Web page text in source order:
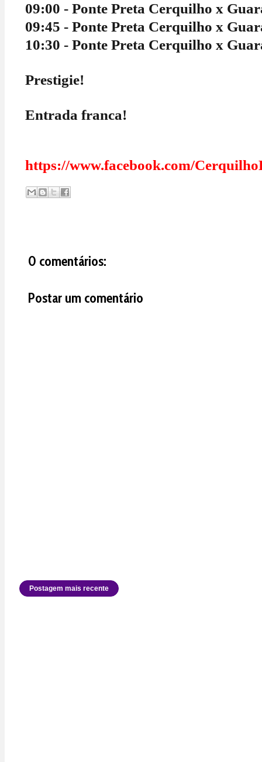
09:00 - Ponte Preta Cerquilho x
09:45 - Ponte Preta Cerquilho x
10:30 - Ponte Preta Cerquilho x
Prestigie!
Entrada franca!
https://www.facebook.com/
0 comentários:
Postar um comentário
Postagem mais recente